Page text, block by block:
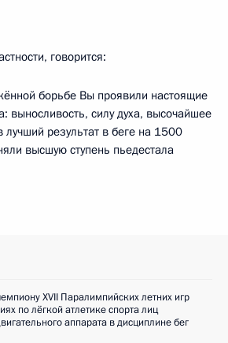
говорится:
борьбе Вы проявили настоящие
выносливость, силу духа, высочайшее
лучший результат в беге на 1500
высшую ступень пьедестала
XVII Паралимпийских летних игр
по лёгкой атлетике спорта лиц
аппарата в дисциплине бег